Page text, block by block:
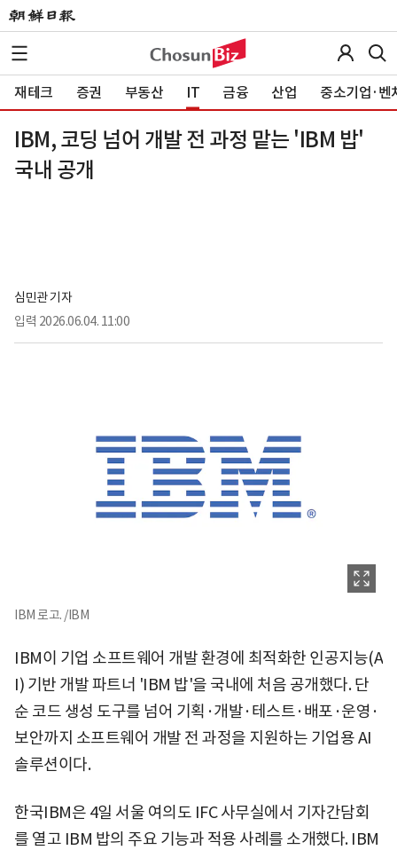
재테크 증권 부동산 IT 금융 산업 중소기업·벤
IBM, 코딩 넘어 개발 전 과정 맡는 'IBM 밥'
국내 공개
심민관 기자
입력 2026.06.04. 11:00
IBM 로고. /IBM
IBM이 기업 소프트웨어 개발 환경에 최적화한 인공지능(A
I) 기반 개발 파트너 'IBM 밥'을 국내에 처음 공개했다. 단
순 코드 생성 도구를 넘어 기획·개발·테스트·배포·운영·
보안까지 소프트웨어 개발 전 과정을 지원하는 기업용 AI
솔루션이다.
한국IBM은 4일 서울 여의도 IFC 사무실에서 기자간담회
를 열고 IBM 밥의 주요 기능과 적용 사례를 소개했다. IBM